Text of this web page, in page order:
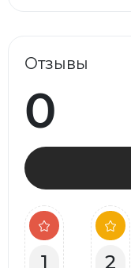
Отзывы
0
1 2